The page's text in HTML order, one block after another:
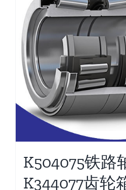
K504075铁路
K344077齿轮